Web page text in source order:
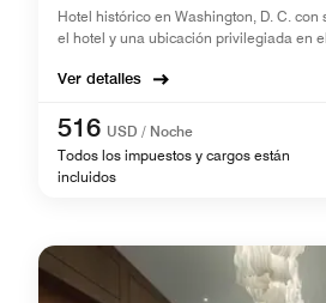
Hotel histórico en Washington, D. C. con
el hotel y una ubicación privilegiada en
Ver detalles
516 USD / Noche
Todos los impuestos y cargos están
incluidos